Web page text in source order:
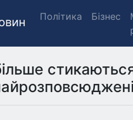
Політика Бізнес